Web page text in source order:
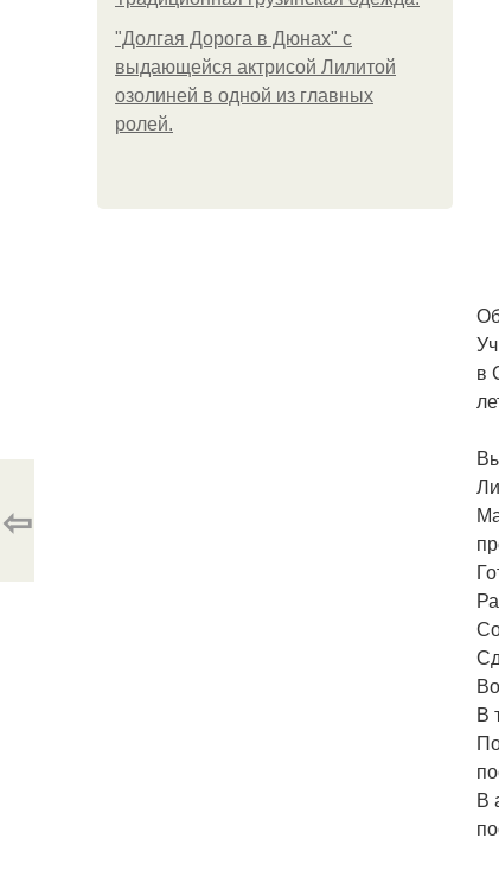
"Долгая Дорога в Дюнах" с
выдающейся актрисой Лилитой
озолиней в одной из главных
ролей.
в
В
В
⇦